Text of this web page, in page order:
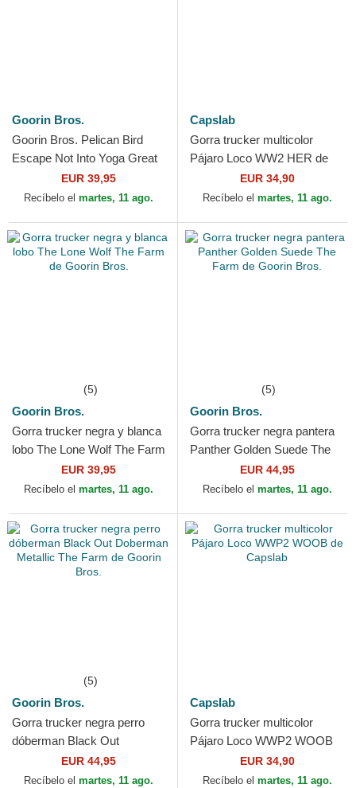
Goorin Bros.
Goorin Bros. Pelican Bird
Escape Not Into Yoga Great
Escape The Farm White
Trucker Hat
EUR 39,95
Recíbelo el martes, 11 ago.
Capslab
Gorra trucker multicolor
Pájaro Loco WW2 HER de
EUR 34,90
Recíbelo el martes, 11 ago.
(5)
Goorin Bros.
Gorra trucker negra y blanca
lobo The Lone Wolf The Farm
de Goorin Bros.
EUR 39,95
Recíbelo el martes, 11 ago.
(5)
Goorin Bros.
Gorra trucker negra pantera
Panther Golden Suede The
Farm de Goorin Bros.
EUR 44,95
Recíbelo el martes, 11 ago.
(5)
Goorin Bros.
Gorra trucker negra perro
dóberman Black Out
Doberman Metallic The Farm
de Goorin Bros.
EUR 44,95
Recíbelo el martes, 11 ago.
Capslab
Gorra trucker multicolor
Pájaro Loco WWP2 WOOB
de CapslabEUR 34,90
Recíbelo el martes, 11 ago.